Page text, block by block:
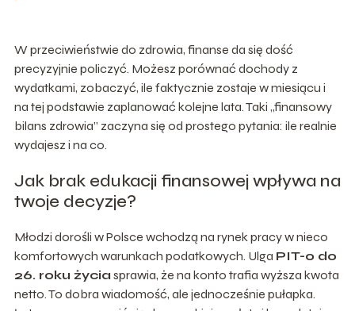
W przeciwieństwie do zdrowia, finanse da się dość
precyzyjnie policzyć. Możesz porównać dochody z
wydatkami, zobaczyć, ile faktycznie zostaje w miesiącu i
na tej podstawie zaplanować kolejne lata. Taki „finansowy
bilans zdrowia” zaczyna się od prostego pytania: ile realnie
wydajesz i na co.
Jak brak edukacji finansowej wpływa na
twoje decyzje?
Młodzi dorośli w Polsce wchodzą na rynek pracy w nieco
komfortowych warunkach podatkowych. Ulga PIT-0 do
26. roku życia sprawia, że na konto trafia wyższa kwota
netto. To dobra wiadomość, ale jednocześnie pułapka.